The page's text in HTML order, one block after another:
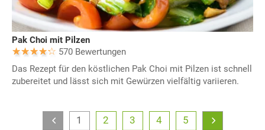
Pak Choi mit Pilzen
570 Bewertungen
Das Rezept für den köstlichen Pak Choi mit Pilzen ist schnell
zubereitet und lässt sich mit Gewürzen vielfältig variieren.
1 2 3 4 5